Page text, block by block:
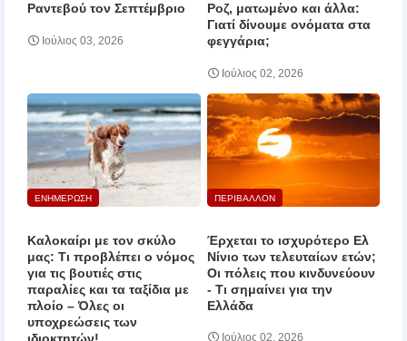
Ραντεβού τον Σεπτέμβριο
Ιούλιος 03, 2026
Ροζ, ματωμένο και άλλα:
Γιατί δίνουμε ονόματα στα
φεγγάρια;
Ιούλιος 02, 2026
ΕΝΗΜΕΡΩΣΗ
Καλοκαίρι με τον σκύλο
μας: Τι προβλέπει ο νόμος
για τις βουτιές στις
παραλίες και τα ταξίδια με
πλοίο – Όλες οι
υποχρεώσεις των
ιδιοκτητών!
ΠΕΡΙΒΑΛΛΟΝ
Έρχεται το ισχυρότερο Ελ
Νίνιο των τελευταίων ετών;
Οι πόλεις που κινδυνεύουν
‑ Τι σημαίνει για την
Ελλάδα
Ιούλιος 02, 2026